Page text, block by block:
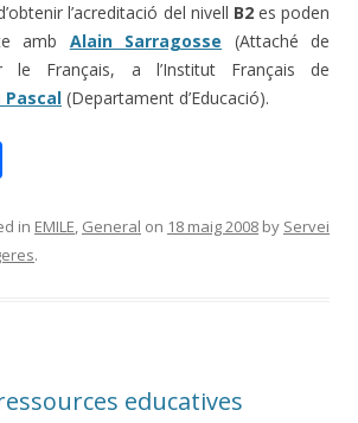
l’acreditació del nivell B2es poden
amb Alain Sarragosse
(Attaché de
le Français, a l’Institut Français de
Pascal (Departament d’Educació).
m
p
ix
in EMILE, General on 18 maig 2008 by Servei
.
educatives